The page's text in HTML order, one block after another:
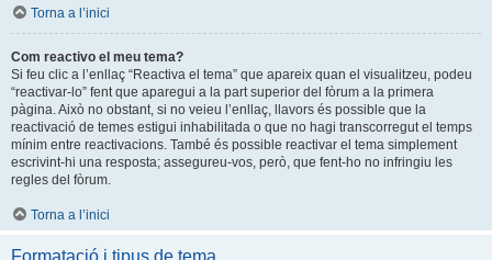
Torna a l’inici
Com reactivo el meu tema?
Si feu clic a l’enllaç “Reactiva el tema” que apareix quan el visualitzeu, podeu
“reactivar-lo” fent que aparegui a la part superior del fòrum a la primera
pàgina. Això no obstant, si no veieu l’enllaç, llavors és possible que la
reactivació de temes estigui inhabilitada o que no hagi transcorregut el temps
mínim entre reactivacions. També és possible reactivar el tema simplement
escrivint-hi una resposta; assegureu-vos, però, que fent-ho no infringiu les
regles del fòrum.
Torna a l’inici
Formatació i tipus de tema